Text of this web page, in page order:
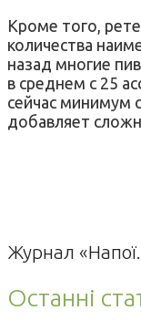
Кроме того,
количества
назад многие
в среднем с 25
сейчас минимум
добавляет
Журнал «Напої.
Останні